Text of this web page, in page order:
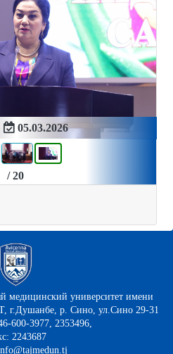
05.03.2026
Next
/ 20
медицинский университет имени
г.Душанбе, р. Сино, ул.Сино 29-31
600-3977, 2353496,
2243687